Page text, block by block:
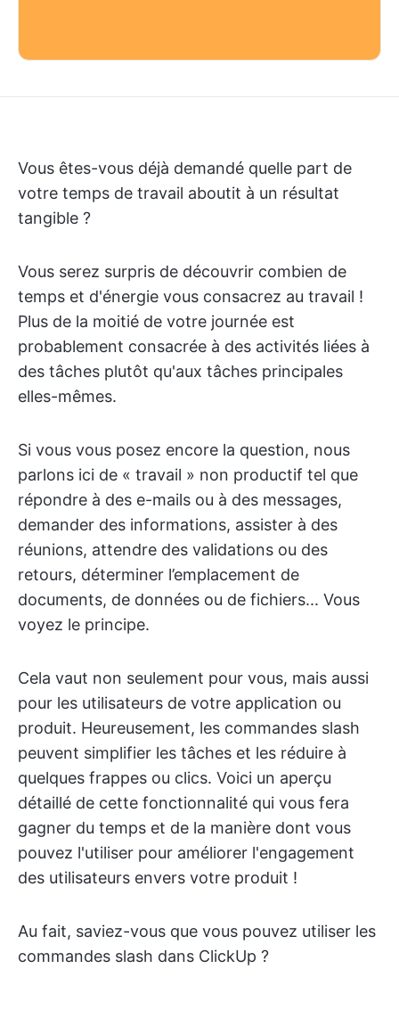
Vous êtes-vous déjà demandé quelle part de
votre temps de travail aboutit à un résultat
tangible ?
Vous serez surpris de découvrir combien de
temps et d'énergie vous consacrez au travail !
Plus de la moitié de votre journée est
probablement consacrée à des activités liées à
des tâches plutôt qu'aux tâches principales
elles-mêmes.
Si vous vous posez encore la question, nous
parlons ici de « travail » non productif tel que
répondre à des e-mails ou à des messages,
demander des informations, assister à des
réunions, attendre des validations ou des
retours, déterminer l’emplacement de
documents, de données ou de fichiers... Vous
voyez le principe.
Cela vaut non seulement pour vous, mais aussi
pour les utilisateurs de votre application ou
produit. Heureusement, les commandes slash
peuvent simplifier les tâches et les réduire à
quelques frappes ou clics. Voici un aperçu
détaillé de cette fonctionnalité qui vous fera
gagner du temps et de la manière dont vous
pouvez l'utiliser pour améliorer l'engagement
des utilisateurs envers votre produit !
Au fait, saviez-vous que vous pouvez utiliser les
commandes slash dans ClickUp ?